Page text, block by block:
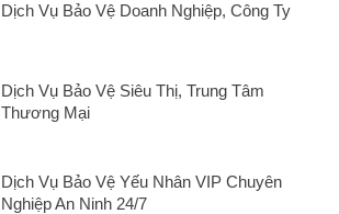
Dịch Vụ Bảo Vệ Doanh Nghiệp, Công Ty
Dịch Vụ Bảo Vệ Siêu Thị, Trung Tâm
Thương Mại
Dịch Vụ Bảo Vệ Yếu Nhân VIP Chuyên
Nghiệp An Ninh 24/7